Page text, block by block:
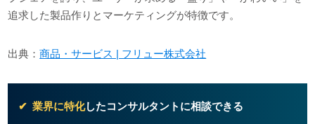
追求した製品作りとマーケティングが特徴です。
出典：商品・サービス | フリュー株式会社
業界に特化したコンサルタントに相談できる